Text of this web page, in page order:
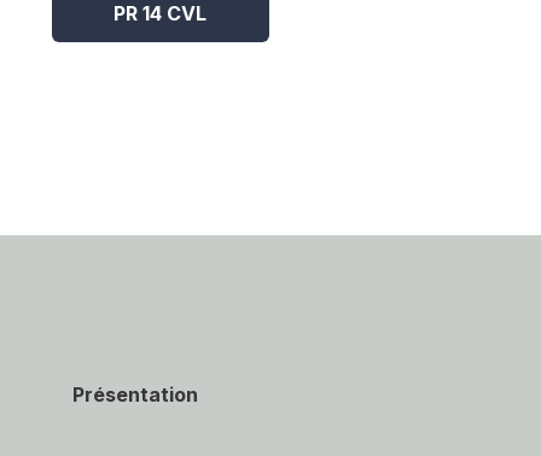
PR 14 CVL
Présentation